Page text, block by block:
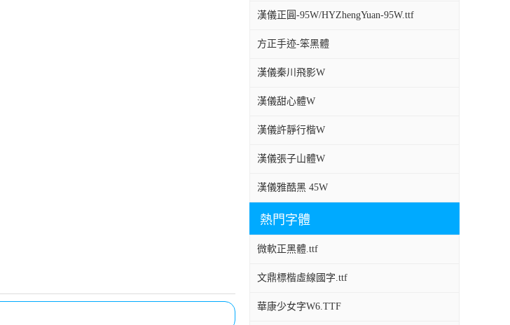
漢儀正圓-95W/HYZhengYuan-95W.ttf
方正手迹-笨黑體
漢儀秦川飛影W
漢儀甜心體W
漢儀許靜行楷W
漢儀張子山體W
漢儀雅酷黑 45W
熱門字體
微軟正黑體.ttf
文鼎標楷虛線國字.ttf
華康少女字W6.TTF